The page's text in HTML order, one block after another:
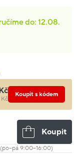
do: 12.08.
Kč
Koupit s kódem
Koupit
(po–pá 9:00–16:00)